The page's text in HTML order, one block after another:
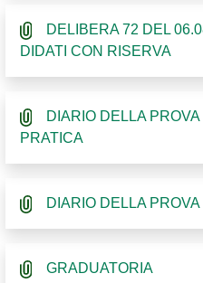
DELIBERA 72 DEL
DIDATI CON RISERVA
DIARIO DELLA
PRATICA
DIARIO DELLA
GRADUATORIA